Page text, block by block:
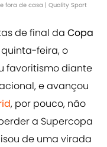
fora de casa | Quality Sport
de final da Copa
quinta-feira, o
favoritismo diante
e avançou
, por pouco, não
a Supercopa
de uma virada